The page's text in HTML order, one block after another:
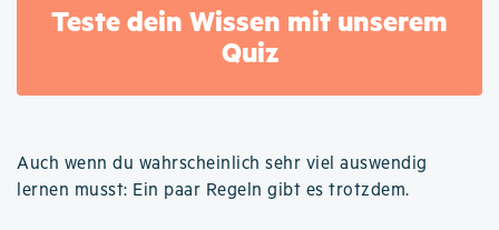
Teste dein Wissen mit unserem
Quiz
Auch wenn du wahrscheinlich sehr viel auswendig
lernen musst: Ein paar Regeln gibt es trotzdem.